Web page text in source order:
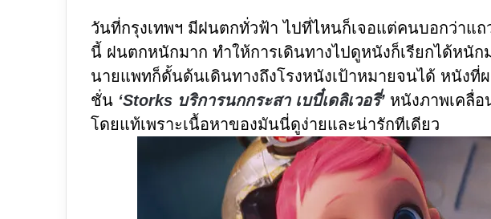
วันที่กรุงเทพฯ มีฝนตกทั่วฟ้า ไปที่ไหนก็เจอแต่คนบอกว่าแ
นี้ ฝนตกหนักมาก ทำให้การเดินทางไปดูหนังก็เรียกได้หนั
นายแพทก็ดั้นด้นเดินทางถึงโรงหนังเป้าหมายจนได้ หนังที่
ชั่น ‘Storks บริการนกกระสา เบบี๋เดลิเวอรี่’ หนังภาพเคลื่อ
โดยแท้เพราะเนื้อหาของมันนี่ดูง่ายและน่ารักทีเดียว